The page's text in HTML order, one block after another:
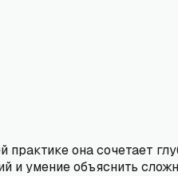
она сочетает
и умение объяснить